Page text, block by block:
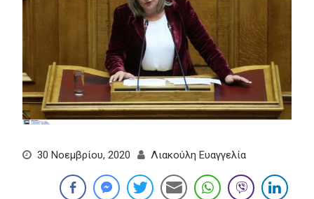
30 Νοεμβρίου, 2020 Λιακούλη Ευαγγελία